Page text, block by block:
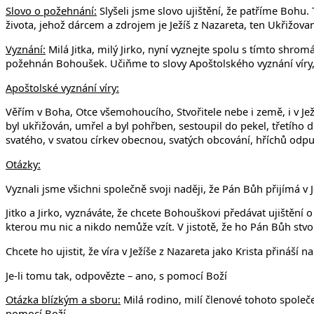
Slovo o požehnání: Slyšeli jsme slovo ujištění, že patříme
života, jehož dárcem a zdrojem je Ježíš z Nazareta, ten
Vyznání: Milá Jitka, milý Jirko, nyní vyznejte spolu s tímto
požehnán Bohoušek. Učiňme to slovy Apoštolského vyznání
Apoštolské vyznání víry:
Věřím v Boha, Otce všemohoucího, Stvořitele nebe i země, i v
byl ukřižován, umřel a byl pohřben, sestoupil do pekel, třetího
svatého, v svatou církev obecnou, svatých obcování, hříchů
Otázky:
Vyznali jsme všichni společně svoji naději, že Pán Bůh přijímá
Jitko a Jirko, vyznáváte, že chcete Bohouškovi předávat
kterou mu nic a nikdo nemůže vzít. V jistotě, že ho Pán Bůh
Chcete ho ujistit, že víra v Ježíše z Nazareta jako Krista přináší
Je-li tomu tak, odpovězte – ano, s pomocí Boží
Otázka blízkým a sboru: Milá rodino, milí členové tohoto